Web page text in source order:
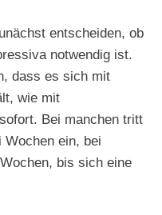
entscheiden, ob
notwendig ist.
dass es sich mit
wie mit
Bei manchen tritt
ein, bei
bis sich eine